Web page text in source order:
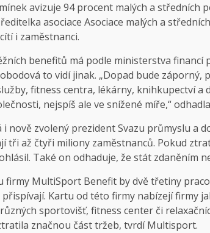
avizuje 94 procent malých a středních
asociace Asociace malých a
i zaměstnanci.
benefitů má podle ministerstva
to vidí jinak. „Dopad bude
fitness centra, lékárny, knihkupectví a
nejspíš ale ve snížené míře,“
i nově zvolený prezident Svazu průmyslu a
tři až čtyři miliony zaměstnanců. Pokud
Také on odhaduje, že stát zdaněním
firmy MultiSport Benefit by dvě třetiny
Kartu od této firmy nabízejí firmy
sportovišť, fitness center či
značnou část tržeb, tvrdí Multisport.